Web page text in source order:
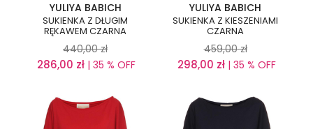
YULIYA BABICH
SUKIENKA Z DŁUGIM
RĘKAWEM CZARNA
440,00 zł
286,00 zł | 35 % OFF
YULIYA BABICH
SUKIENKA Z KIESZENIAMI
CZARNA
459,00 zł
298,00 zł| 35 % OFF